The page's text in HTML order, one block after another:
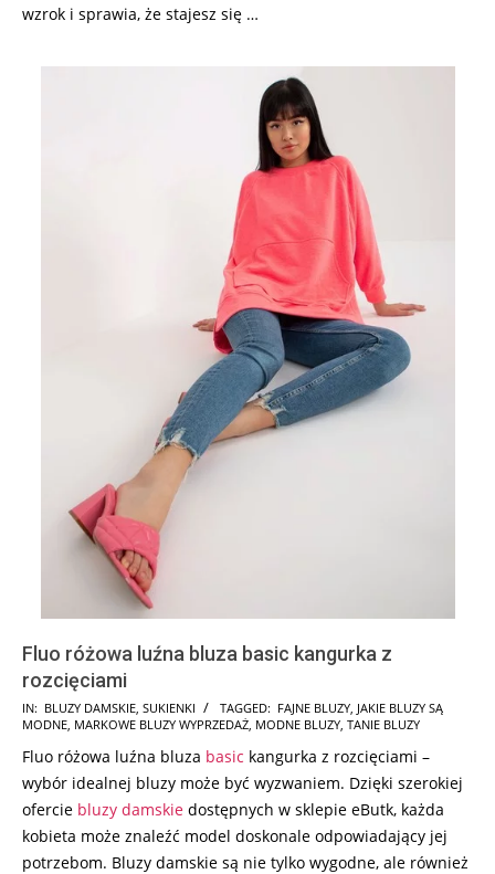
wzrok i sprawia, że stajesz się …
Fluo różowa luźna bluza basic kangurka z
rozcięciami
2024-
08-
06
IN: BLUZY DAMSKIE SUKIENKI TAGGED: FAJNE BLUZY JAKIE BLUZY SĄ
MODNE MARKOWE BLUZY WYPRZEDAŻ MODNE BLUZY TANIE BLUZY
Fluo różowa luźna bluza basic kangurka z rozcięciami –
wybór idealnej bluzy może być wyzwaniem. Dzięki szerokiej
ofercie bluzy damskie dostępnych w sklepie eButk, każda
kobieta może znaleźć model doskonale odpowiadający jej
potrzebom. Bluzy damskie są nie tylko wygodne, ale również